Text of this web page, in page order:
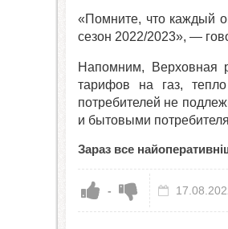
«Помните, что каждый
сезон 2022/2023», —
Напомним, Верховная
тарифов на газ,
потребителей не
и бытовыми
Зараз все
-